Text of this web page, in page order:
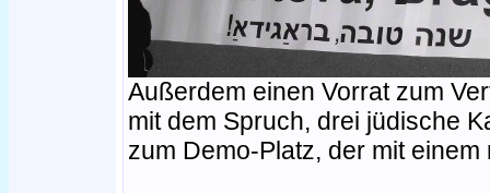
Außerdem einen Vorrat zum
mit dem Spruch, drei jüdische
zum Demo-Platz, der mit